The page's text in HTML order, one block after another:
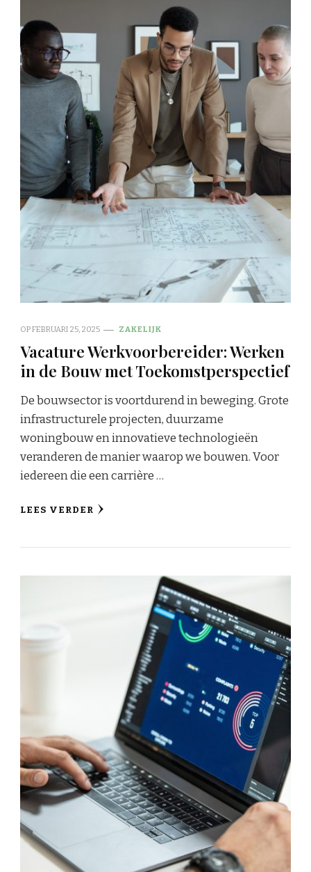
OPFEBRUARI 25, 2025 ZAKELIJK
Vacature Werkvoorbereider: Werken
in de Bouw met Toekomstperspectief
De bouwsector is voortdurend in beweging. Grote
infrastructurele projecten, duurzame
woningbouw en innovatieve technologieën
veranderen de manier waarop we bouwen. Voor
iedereen die een carrière …
LEES VERDER